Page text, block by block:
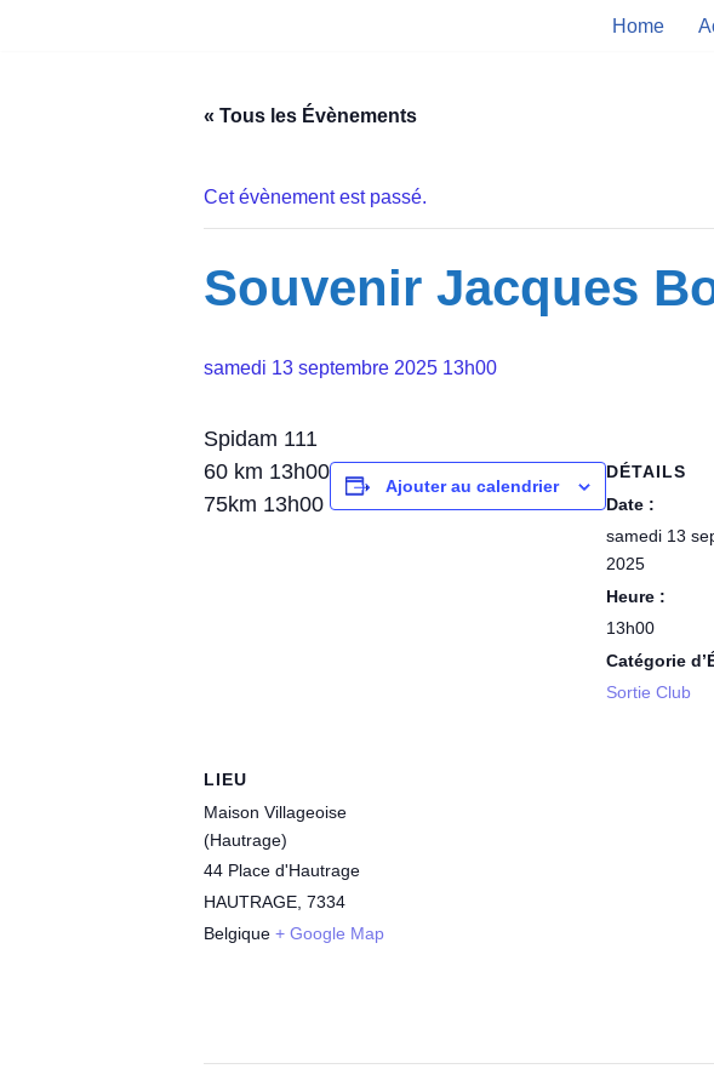
Home
« Tous les Évènements
Cet évènement est passé.
Souvenir Jacques
samedi 13 septembre 2025 13h00
Spidam 111
60 km 13h00
75km 13h00
Ajouter au calendrier
DÉTAILS
Date :
samedi 13
2025
Heure :
13h00
Catégorie
Sortie Club
LIEU
Maison Villageoise
(Hautrage)
44 Place d'Hautrage
HAUTRAGE 7334
Belgique + Google Map